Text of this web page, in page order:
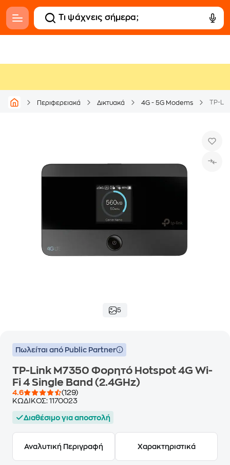
Περιφερειακά Δικτυακά 4G - 5G Modems TP-
5
Πωλείται από Public Partner
TP-Link M7350 Φορητό Hotspot 4G Wi-
Fi 4 Single Band (2.4GHz)
4.6
(129)
ΚΩΔΙΚΟΣ: 1170023
Διαθέσιμο για αποστολή
Αναλυτική Περιγραφή Χαρακτηριστικά